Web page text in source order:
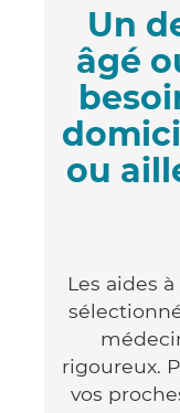
Un
âgé
ou
Les aides
rigoureux.
vos